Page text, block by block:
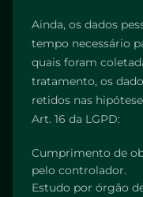
Ainda, os dados
tempo necessário
quais foram
tratamento, os
retidos nas
Art. 16 da LGPD:
Cumprimento de
pelo controlador.
Estudo por órgão